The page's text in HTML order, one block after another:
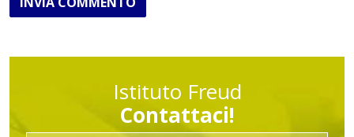
Istituto Freud
Contattaci!